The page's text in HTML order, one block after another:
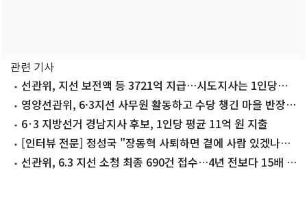
관련 기사
선관위, 지선 보전액 등 3721억 지급…시도지사는 1인당
13.6억
영양선관위, 6·3지선 사무원 활동하고 수당 챙긴 마을 반장
고발6·3 지방선거 경남지사 후보, 1인당 평균 11억 원 지출
[인터뷰 전문] 정성국 "장동혁 사퇴하면 곁에 사람 있겠나…
한동훈은 있었다"
선관위, 6.3 지선 소청 최종 690건 접수…4년 전보다 15배 폭